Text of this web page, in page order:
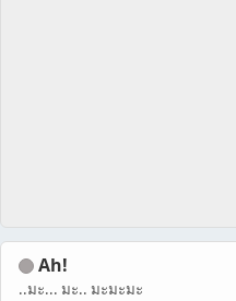
Ah!
..มะ... มะ.. มะมะมะ